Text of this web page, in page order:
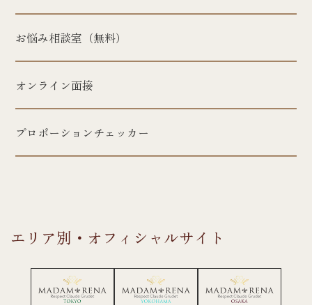
お悩み相談室（無料）
オンライン面接
プロポーションチェッカー
エリア別・オフィシャルサイト